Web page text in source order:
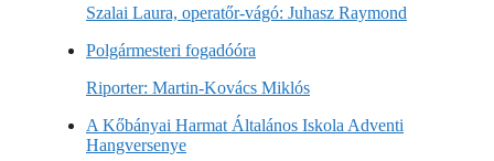
Szalai Laura, operatőr-vágó: Juhasz Raymond
Polgármesteri fogadóóra
Riporter: Martin-Kovács Miklós
A Kőbányai Harmat Általános Iskola Adventi
Hangversenye